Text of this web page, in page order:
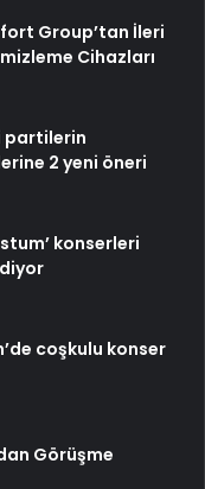
Group’tan İleri
Cihazları
partilerin
2 yeni öneri
konserleri
coşkulu konser
Görüşme